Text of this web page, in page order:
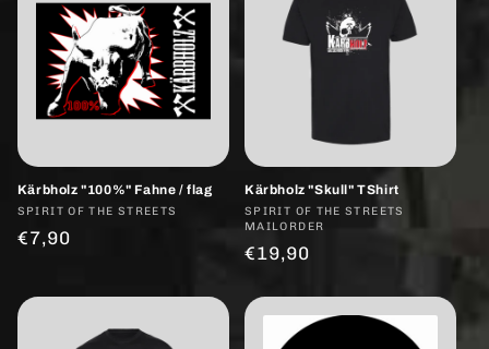
Kärbholz "100%" Fahne / flag
Anbieter:
SPIRIT OF THE STREETS
Normaler
€7,90
Kärbholz "Skull" TShirt
Anbieter:
SPIRIT OF THE STREETS
MAILORDER
Normaler
€19,90